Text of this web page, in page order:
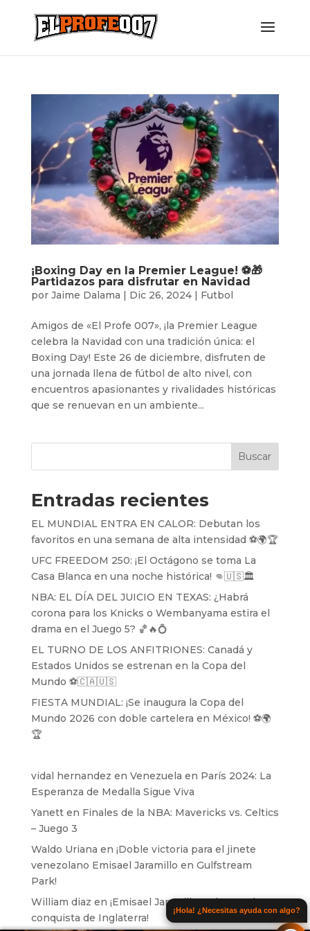
¡Boxing Day en la Premier League! ⚽🎁
Partidazos para disfrutar en Navidad
por Jaime Dalama | Dic 26, 2024| Futbol
Amigos de «El Profe 007», ¡la Premier League
celebra la Navidad con una tradición única: el
Boxing Day! Este 26 de diciembre, disfruten de
una jornada llena de fútbol de alto nivel, con
encuentros apasionantes y rivalidades históricas
que se renuevan en un ambiente...
Buscar
Entradas recientes
EL MUNDIAL ENTRA EN CALOR: Debutan los
favoritos en una semana de alta intensidad ⚽️🌍🏆
UFC FREEDOM 250: ¡El Octágono se toma La
Casa Blanca en una noche histórica! 👊🇺🇸🏛️
NBA: EL DÍA DEL JUICIO EN TEXAS: ¿Habrá
corona para los Knicks o Wembanyama estira el
drama en el Juego 5? 🏀🔥💍
EL TURNO DE LOS ANFITRIONES: Canadá y
Estados Unidos se estrenan en la Copa del
Mundo ⚽️🇨🇦🇺🇸
FIESTA MUNDIAL: ¡Se inaugura la Copa del
Mundo 2026 con doble cartelera en México! ⚽️🌍
🏆
vidal hernandez en Venezuela en París 2024: La
Esperanza de Medalla Sigue Viva
Yanetten Finales de la NBA: Mavericks vs. Celtics
– Juego 3
Waldo Uriana en ¡Doble victoria para el jinete
venezolano Emisael Jaramillo en Gulfstream
Park!
William diaz en ¡Emisael Jaramillo se lanza a la
conquista de Inglaterra!
¡Hola! ¿Necesitas ayuda con algo?